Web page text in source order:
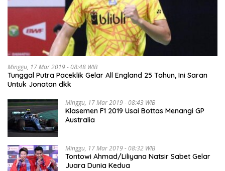
Minggu, 17 Mar 2019 - 08:48 WIB
Tunggal Putra Paceklik Gelar All England 25 Tahun, Ini Saran
Untuk Jonatan dkk
Minggu, 17 Mar 2019 - 08:43 WIB
Klasemen F1 2019 Usai Bottas Menangi GP
Australia
Minggu, 17 Mar 2019 - 08:32 WIB
Tontowi Ahmad/Liliyana Natsir Sabet Gelar
Juara Dunia Kedua